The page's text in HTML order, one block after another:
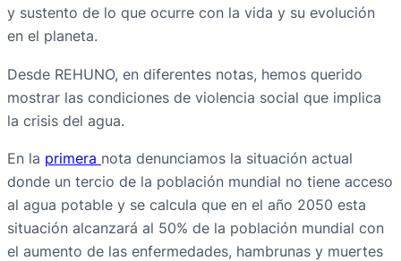
y sustento de lo que ocurre con la vida y su evolución
en el planeta.
Desde REHUNO, en diferentes notas, hemos querido
mostrar las condiciones de violencia social que implica
la crisis del agua.
En la primera nota denunciamos la situación actual
donde un tercio de la población mundial no tiene acceso
al agua potable y se calcula que en el año 2050 esta
situación alcanzará al 50% de la población mundial con
el aumento de las enfermedades, hambrunas y muertes